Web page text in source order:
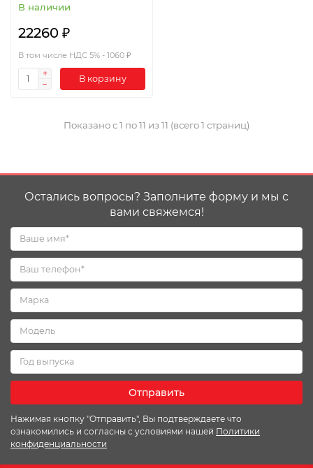
В наличии
22260 ₽
В том числе НДС 5% - 1060 ₽
В корзину
Показано с 1 по 11 из 11 (всего 1 страниц)
Остались вопросы? Заполните форму и мы с
вами свяжемся!
Отправить
Нажимая кнопку "Отправить", Вы подтверждаете что
ознакомились и согласны с условиями нашей Политики
конфиденциальности